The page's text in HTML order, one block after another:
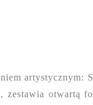
artystycznym:
otwartą